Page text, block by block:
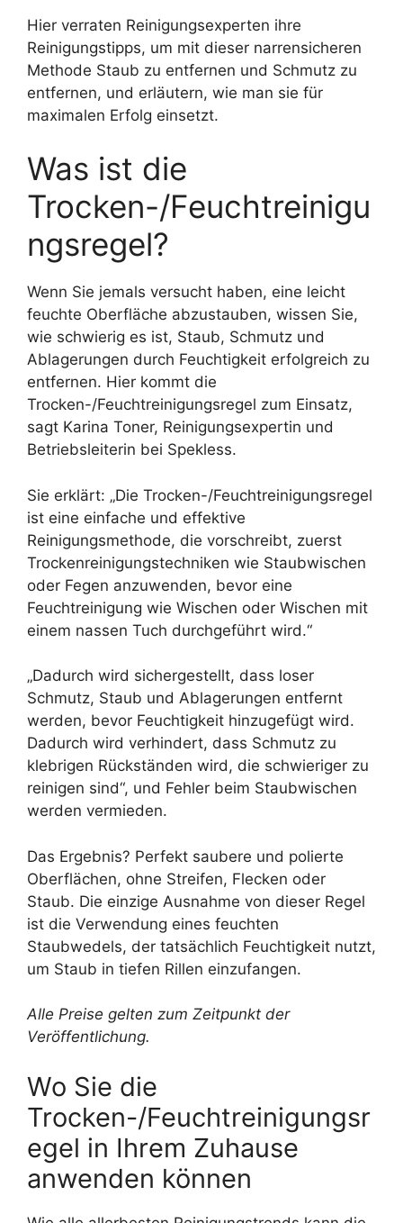
Hier verraten Reinigungsexperten ihre
Reinigungstipps, um mit dieser narrensicheren
Methode Staub zu entfernen und Schmutz zu
entfernen, und erläutern, wie man sie für
maximalen Erfolg einsetzt.
Was ist die
Trocken-/Feuchtreinigu
ngsregel?
Wenn Sie jemals versucht haben, eine leicht
feuchte Oberfläche abzustauben, wissen Sie,
wie schwierig es ist, Staub, Schmutz und
Ablagerungen durch Feuchtigkeit erfolgreich zu
entfernen. Hier kommt die
Trocken-/Feuchtreinigungsregel zum Einsatz,
sagt Karina Toner, Reinigungsexpertin und
Betriebsleiterin bei Spekless.
Sie erklärt: „Die Trocken-/Feuchtreinigungsregel
ist eine einfache und effektive
Reinigungsmethode, die vorschreibt, zuerst
Trockenreinigungstechniken wie Staubwischen
oder Fegen anzuwenden, bevor eine
Feuchtreinigung wie Wischen oder Wischen mit
einem nassen Tuch durchgeführt wird.“
„Dadurch wird sichergestellt, dass loser
Schmutz, Staub und Ablagerungen entfernt
werden, bevor Feuchtigkeit hinzugefügt wird.
Dadurch wird verhindert, dass Schmutz zu
klebrigen Rückständen wird, die schwieriger zu
reinigen sind“, und Fehler beim Staubwischen
werden vermieden.
Das Ergebnis? Perfekt saubere und polierte
Oberflächen, ohne Streifen, Flecken oder
Staub. Die einzige Ausnahme von dieser Regel
ist die Verwendung eines feuchten
Staubwedels, der tatsächlich Feuchtigkeit nutzt,
um Staub in tiefen Rillen einzufangen.
Alle Preise gelten zum Zeitpunkt der
Veröffentlichung.
Wo Sie die
Trocken-/Feuchtreinigungsr
egel in Ihrem Zuhause
anwenden können